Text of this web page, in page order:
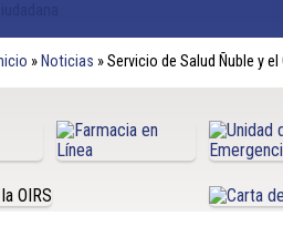
» Noticias »Servicio de Salud Ñuble y